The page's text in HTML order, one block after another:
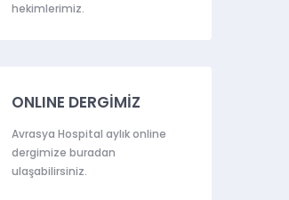
hekimlerimiz.
ONLINE DERGİMİZ
Avrasya Hospital aylık online
dergimize buradan
ulaşabilirsiniz.